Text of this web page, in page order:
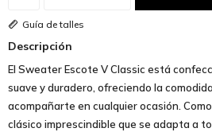
Guía de talles
Descripción
El Sweater Escote V Classic está
suave y duradero, ofreciendo la
acompañarte en cualquier ocasión.
clásico imprescindible que se adapta a